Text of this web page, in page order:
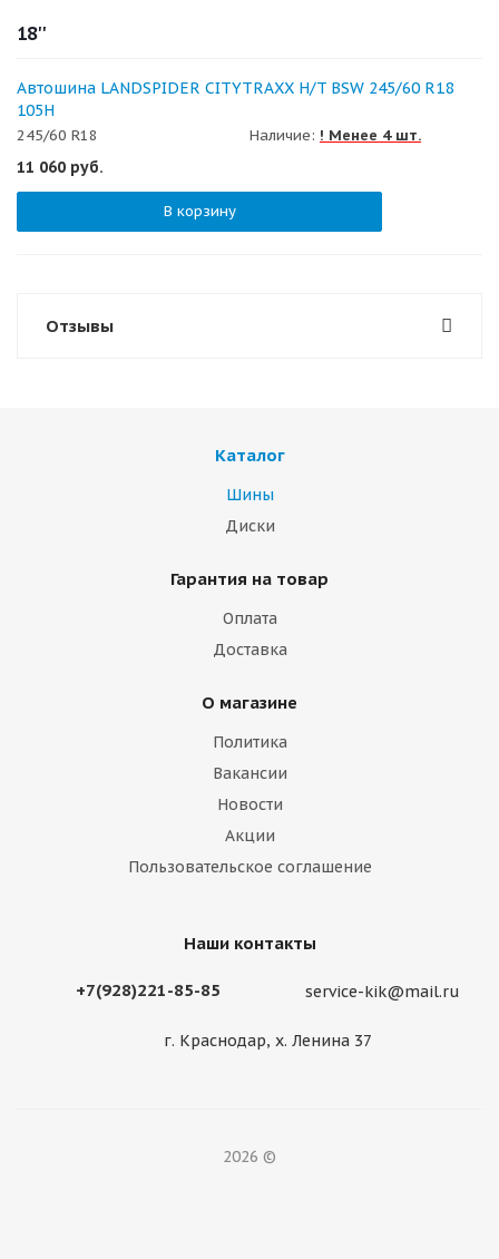
18''
Автошина LANDSPIDER CITYTRAXX H/T BSW 245/60 R18
105H
245/60 R18 Наличие: ! Менее 4 шт.
11 060 руб.
В корзину
Отзывы
Каталог
Шины
Диски
Гарантия на товар
Оплата
Доставка
О магазине
Политика
Вакансии
Новости
Акции
Пользовательское соглашение
Наши контакты
+7(928)221-85-85 service-kik@mail.ru
г. Краснодар, х. Ленина 37
2026 ©